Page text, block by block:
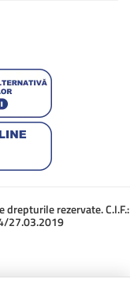
drepturile rezervate. C.I.F.:
27.03.2019